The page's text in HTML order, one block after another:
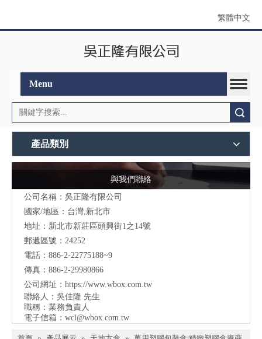
繁體中文
Menu
產品類別
與我們聯絡
公司名稱：吳正隆有限公司
國家/地區：台灣,新北市
地址：新北市新莊區頭興街1之14號
郵遞區號：24252
電話：886-2-22775188~9
傳真：886-2-29980866
公司網址： https://www.wbox.com.tw
聯絡人：吳佳隆 先生
職稱：業務負責人
電子信箱： wcl@wbox.com.tw